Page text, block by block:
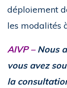
déploiement
les modalités
AIVP – Nous
vous avez
la